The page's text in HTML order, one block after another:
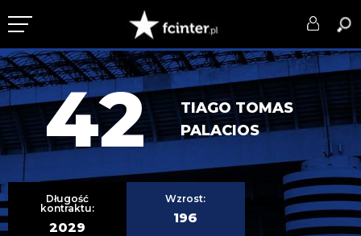
KLUB
DRUŻYNA
SERIE A
PUCHARY
DLA TIFOSICH
42
TIAGO TOMAS
PALACIOS
Długość
kontraktu:
2029
Wzrost:
196